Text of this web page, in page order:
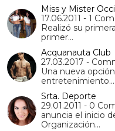
Miss y Mister
17.06.2011 - 1
Realizó su
primer…
Acquanauta Club
27.03.2017 -
Una nueva
entretenimiento…
Srta. Deporte
29.01.2011 - 0
anuncia el inicio
Organización…